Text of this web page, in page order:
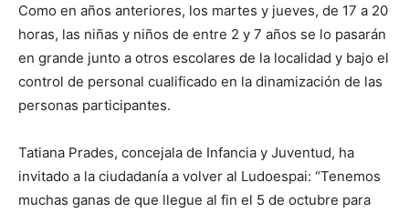
Como en años anteriores, los martes y jueves, de 17 a 20
horas, las niñas y niños de entre 2 y 7 años se lo pasarán
en grande junto a otros escolares de la localidad y bajo el
control de personal cualificado en la dinamización de las
personas participantes.
Tatiana Prades, concejala de Infancia y Juventud, ha
invitado a la ciudadanía a volver al Ludoespai: “Tenemos
muchas ganas de que llegue al fin el 5 de octubre para